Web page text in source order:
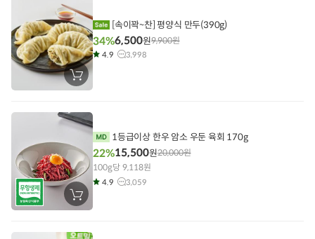
기
장
바
에
담
기
[속이꽉~찬] 평양식 만두(390g)
34%6,500원9,900원
4.9 3,998
장
바
에
1등급이상 한우 암소 우둔 육회 170g
22%15,500원20,000원
100g당 9,118원
4.9 3,059